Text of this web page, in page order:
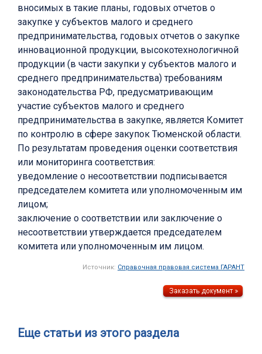
вносимых в такие планы, годовых отчетов о
закупке у субъектов малого и среднего
предпринимательства, годовых отчетов о закупке
инновационной продукции, высокотехнологичной
продукции (в части закупки у субъектов малого и
среднего предпринимательства) требованиям
законодательства РФ, предусматривающим
участие субъектов малого и среднего
предпринимательства в закупке, является Комитет
по контролю в сфере закупок Тюменской области.
По результатам проведения оценки соответствия
или мониторинга соответствия:
уведомление о несоответствии подписывается
председателем комитета или уполномоченным им
лицом;
заключение о соответствии или заключение о
несоответствии утверждается председателем
комитета или уполномоченным им лицом.
Источник: Справочная правовая система ГАРАНТ
Еще статьи из этого раздела